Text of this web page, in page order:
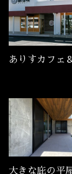
ありすカフェ
大きな庇の平